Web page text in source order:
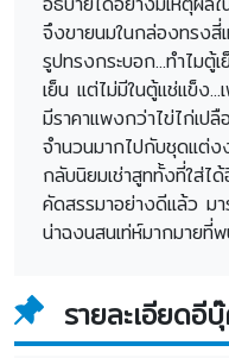
จึงขายนมในกล่องทรงสี่
รูปทรงกระบอก...ทำไมตู้
เย็น แต่ไม่มีในตู้แช่แข็ง...
มีราคาแพงกว่าไข่ไก่เปลื
จำนวนมากไปกับชุดแต่ง
กลับนิยมเช่าสูททั้งที่ใส่ไ
คัดสรรมาอย่างดีแล้ว ม
น่าฉงนสนเท่ห์มากมายที่
รายละเอียดอี